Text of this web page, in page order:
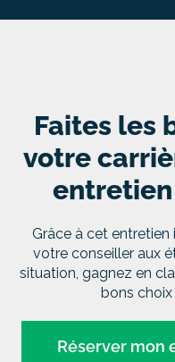
Faites les
votre
Grâce à cet
votre conseiller aux
situation, gagnez en
bons choix
Réserver mon